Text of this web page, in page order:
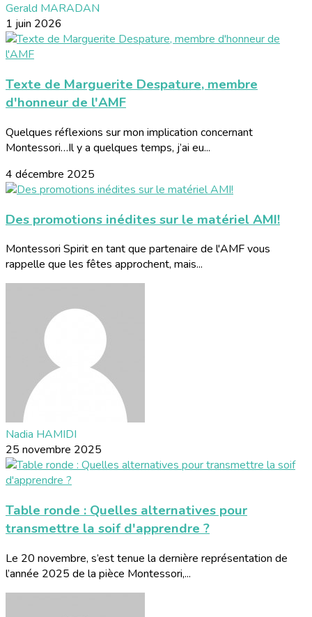
Gerald MARADAN
1 juin 2026
Texte de Marguerite Despature, membre
d'honneur de l'AMF
Quelques réflexions sur mon implication concernant
Montessori…Il y a quelques temps, j’ai eu...
4 décembre 2025
Des promotions inédites sur le matériel AMI!
Montessori Spirit en tant que partenaire de l'AMF vous
rappelle que les fêtes approchent, mais...
Nadia HAMIDI
25 novembre 2025
Table ronde : Quelles alternatives pour
transmettre la soif d'apprendre ?
Le 20 novembre, s’est tenue la dernière représentation de
l’année 2025 de la pièce Montessori,...